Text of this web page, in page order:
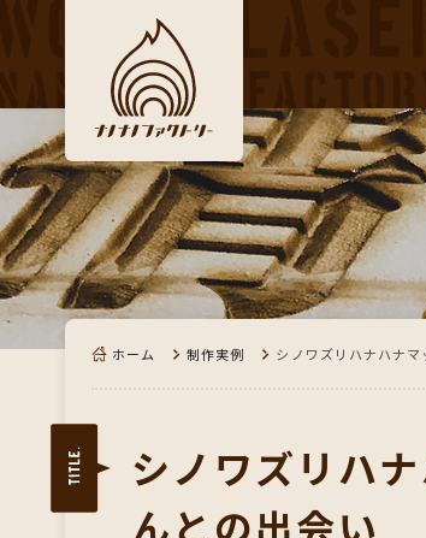
ホーム 制作実例 シノワズリハナハナ
シノワズリハ
んとの出会い